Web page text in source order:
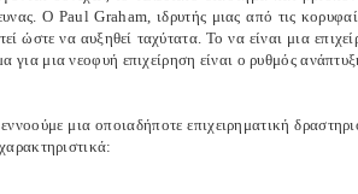
Ο Paul Graham, ιδρυτής μιας από τις
ώστε να αυξηθεί ταχύτατα. Το να είναι μια
μια νεοφυή επιχείρηση είναι ο ρυθμός
μια οποιαδήποτε επιχειρηματική